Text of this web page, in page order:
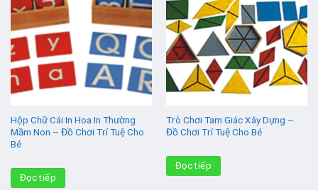
Hộp Chữ Cái In Hoa In Thường
Mầm Non – Đồ Chơi Trí Tuệ Cho
Bé
Đọc tiếp
Trò Chơi Tam Giác Xây Dựng –
Đồ Chơi Trí Tuệ Cho Bé
Đọc tiếp